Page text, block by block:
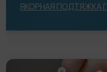
ЯКОРНАЯ ПОДТЯЖКА